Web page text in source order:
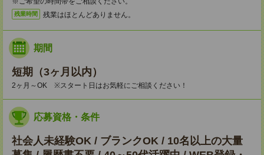
残業時間 残業はほとんどありません。
期間
短期（3ヶ月以内）
2ヶ月～OK ※スタート日はお気軽にご相談ください！
応募資格・条件
社会人未経験OK / ブランクOK / 10名以上の大量